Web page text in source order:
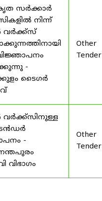
സർക്കാർ
നിന്ന്
വർക്ക്സ്
-
ടൈഗർ
Other
Tender
വർക്ക്സിനുള്ള
-
വിഭാഗം
Other
Tender